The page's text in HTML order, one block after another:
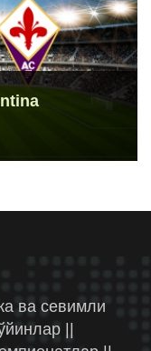
ва севимли
||